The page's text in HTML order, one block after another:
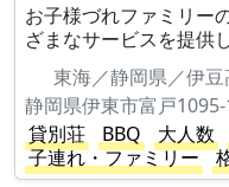
お子様づれファミリー
ざまなサービスを提供
東海／静岡県／伊豆
静岡県伊東市富戸
貸別荘
BBQ 大人数
子連れ・ファミリー